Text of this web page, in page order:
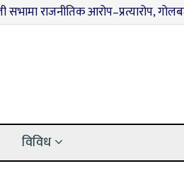
आरोप–प्रत्यारोप, गोलबजारमा
विविध